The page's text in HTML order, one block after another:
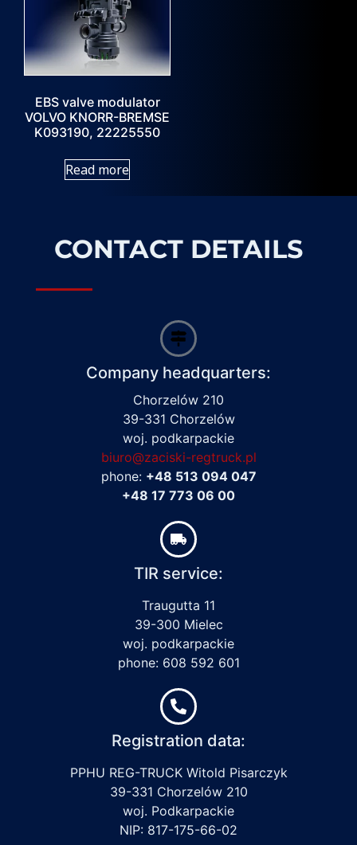
EBS valve modulator
VOLVO KNORR-BREMSE
K093190, 22225550
Read more
CONTACT DETAILS
Company headquarters:
Chorzelów 210
39-331 Chorzelów
woj. podkarpackie
biuro@zaciski-regtruck.pl
phone: +48 513 094 047
+48 17 773 06 00
TIR service:
Traugutta 11
39-300 Mielec
woj. podkarpackie
phone: 608 592 601
Registration data:
PPHU REG-TRUCK Witold Pisarczyk
39-331 Chorzelów 210
woj. Podkarpackie
NIP: 817-175-66-02